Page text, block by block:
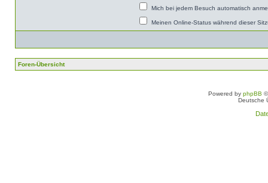
Mich bei jedem Besuch automatisch
Meinen Online-Status während dieser
Foren-Übersicht
Powered by phpBB
Deutsche